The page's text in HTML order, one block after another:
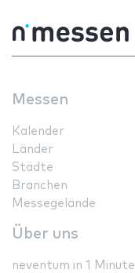
Messen
Kalender
Länder
Städte
Branchen
Messegelände
Über uns
neventum in 1 Minute